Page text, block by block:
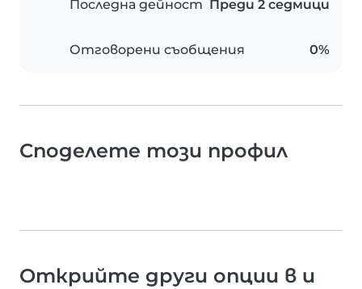
Последна дейност Преди 2 седмици
Отговорени съобщения 0%
Споделете този профил
Открийте други опции в и